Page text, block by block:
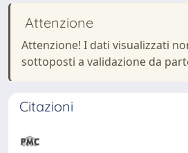
Attenzione
Attenzione! I dati visualizzati
sottoposti a validazione da
Citazioni